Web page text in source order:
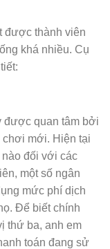
được thành viên
khá nhiều. Cụ
được quan tâm bởi
mới. Hiện tại
nào đối với các
một số ngân
mức phí dịch
Để biết chính
thứ ba, anh em
toán đang sử